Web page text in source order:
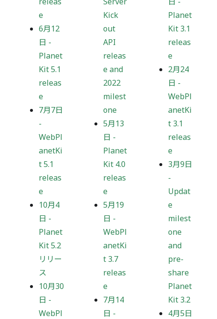
e
6月12
日 -
Planet
Kit 5.1
releas
e
7月7日
-
WebPl
anetKi
t 5.1
releas
e
10月4
日 -
Planet
Kit 5.2
リリー
ス
10月30
日 -
WebPl
Kick
out
API
releas
e and
2022
milest
one
5月13
日 -
Planet
Kit 4.0
releas
e
5月19
日 -
WebPl
anetKi
t 3.7
releas
e
7月14
日 -
Planet
Kit 3.1
releas
e
2月24
日 -
WebPl
anetKi
t 3.1
releas
e
3月9日
-
Updat
e
milest
one
and
pre-
share
Planet
Kit 3.2
4月5日